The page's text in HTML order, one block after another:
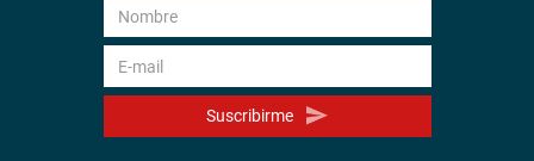
Suscribirme